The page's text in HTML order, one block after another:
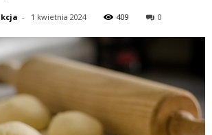
- 1 kwietnia 2024 409 0